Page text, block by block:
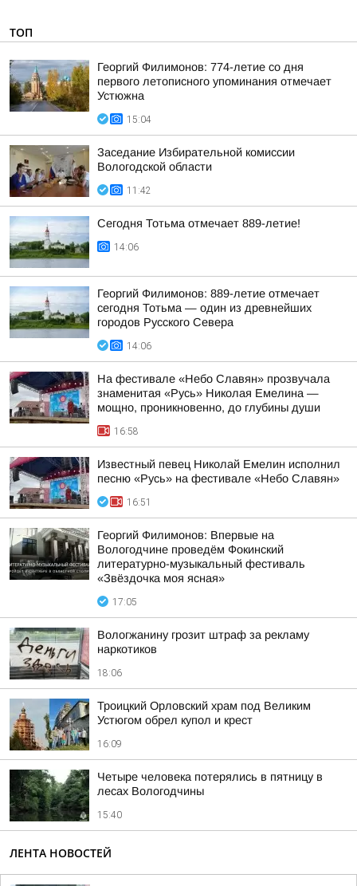
ТОП
Георгий Филимонов: 774-летие со дня
первого летописного упоминания отмечает
Устюжна
15:04
Заседание Избирательной комиссии
Вологодской области
11:42
Сегодня Тотьма отмечает 889-летие!
14:06
Георгий Филимонов: 889-летие отмечает
сегодня Тотьма — один из древнейших
городов Русского Севера
14:06
На фестивале «Небо Славян» прозвучала
знаменитая «Русь» Николая Емелина —
мощно, проникновенно, до глубины души
16:58
Известный певец Николай Емелин исполнил
песню «Русь» на фестивале «Небо Славян»
16:51
Георгий Филимонов: Впервые на
Вологодчине проведём Фокинский
литературно-музыкальный фестиваль
«Звёздочка моя ясная»
17:05
Вологжанину грозит штраф за рекламу
наркотиков
18:06
Троицкий Орловский храм под Великим
Устюгом обрел купол и крест
16:09
Четыре человека потерялись в пятницу в
лесах Вологодчины
15:40
ЛЕНТА НОВОСТЕЙ